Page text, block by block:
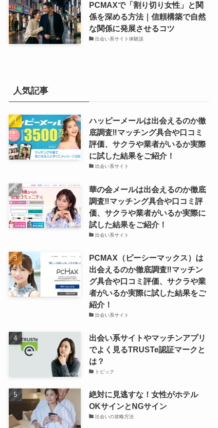
PCMAXで「割り切り女性」と関
係を深める方法｜信頼構築で自然
な関係に発展させるコツ
出会い系サイト体験談
人気記事
ハッピーメールは出会えるのか徹
底調査‼マッチング具合や口コミ
評価、サクラや業者がいるか実際
に試した結果をご紹介！
出会い系サイト
華の会メールは出会えるのか徹底
調査‼マッチング具合や口コミ評
価、サクラや業者がいるか実際に
試した結果をご紹介！
出会い系サイト
PCMAX（ピーシーマックス）は
出会えるのか徹底調査‼マッチン
グ具合や口コミ評価、サクラや業
者がいるか実際に試した結果をご
紹介！
出会い系サイト
出会い系サイトやマッチンアプリ
でよく見るTRUSTe認証マークと
は？
トピック
絶対に見逃すな！女性がホテル
OKサインとNGサイン
出会いの攻略方法